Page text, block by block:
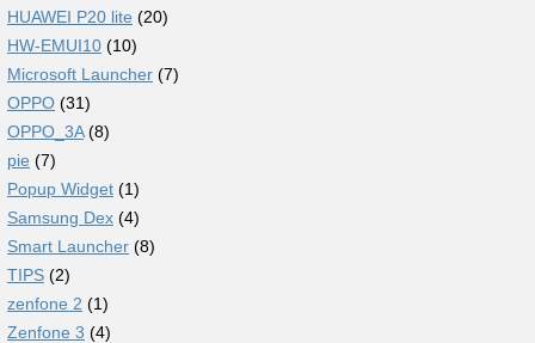
HUAWEI P20 lite (20)
HW-EMUI10 (10)
Microsoft Launcher (7)
OPPO (31)
OPPO_3A(8)
pie (7)
Popup Widget (1)
Samsung Dex (4)
Smart Launcher (8)
TIPS (2)
zenfone 2 (1)
Zenfone 3 (4)